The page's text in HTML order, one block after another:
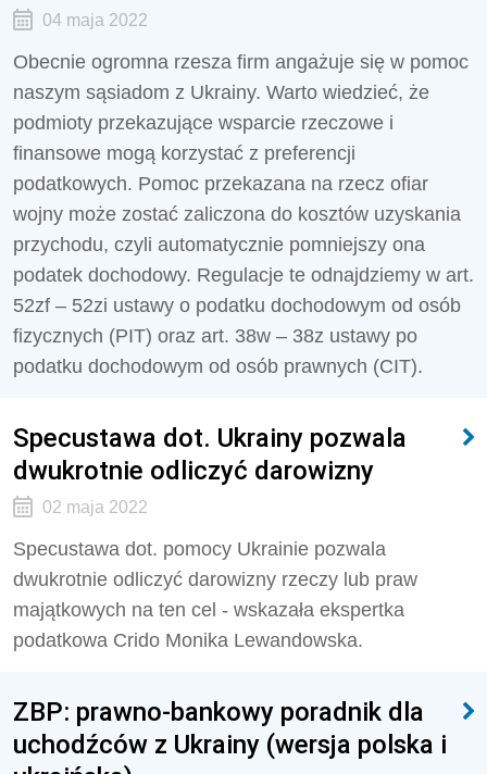
04 maja 2022
Obecnie ogromna rzesza firm angażuje się w pomoc
naszym sąsiadom z Ukrainy. Warto wiedzieć, że
podmioty przekazujące wsparcie rzeczowe i
finansowe mogą korzystać z preferencji
podatkowych. Pomoc przekazana na rzecz ofiar
wojny może zostać zaliczona do kosztów uzyskania
przychodu, czyli automatycznie pomniejszy ona
podatek dochodowy. Regulacje te odnajdziemy w art.
52zf – 52zi ustawy o podatku dochodowym od osób
fizycznych (PIT) oraz art. 38w – 38z ustawy po
podatku dochodowym od osób prawnych (CIT).
Specustawa dot. Ukrainy pozwala
dwukrotnie odliczyć darowizny
02 maja 2022
Specustawa dot. pomocy Ukrainie pozwala
dwukrotnie odliczyć darowizny rzeczy lub praw
majątkowych na ten cel - wskazała ekspertka
podatkowa Crido Monika Lewandowska.
ZBP: prawno-bankowy poradnik dla
uchodźców z Ukrainy (wersja polska i